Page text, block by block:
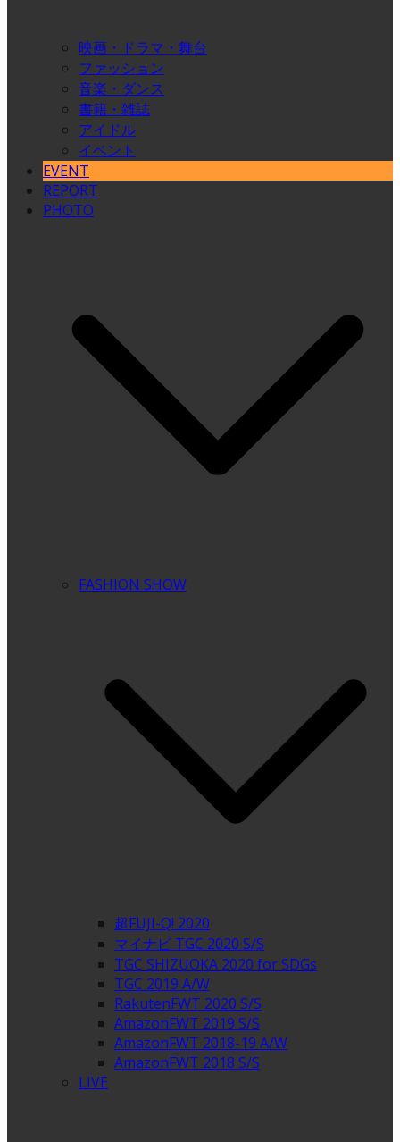
映画・ドラマ・舞台
ファッション
音楽・ダンス
書籍・雑誌
アイドル
イベント
EVENT
REPORT
PHOTO
FASHION SHOW
超FUJI-Q! 2020
マイナビ TGC 2020 S/S
TGC SHIZUOKA 2020 for SDGs
TGC 2019 A/W
RakutenFWT 2020 S/S
AmazonFWT 2019 S/S
AmazonFWT 2018-19 A/W
AmazonFWT 2018 S/S
LIVE